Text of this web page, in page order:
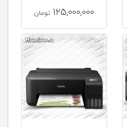
125,000,000 تومان